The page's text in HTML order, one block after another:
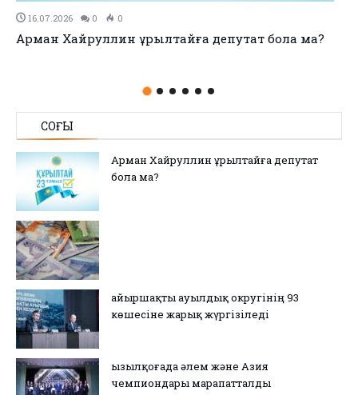
11.07.2026 0 0
no title
СОҢҒЫ
Арман Хайруллин Құрылтайға депутат
бола ма?
Қайыршақты ауылдық округінің 93
көшесіне жарық жүргізіледі
Қызылқоғада әлем және Азия
чемпиондары марапатталды